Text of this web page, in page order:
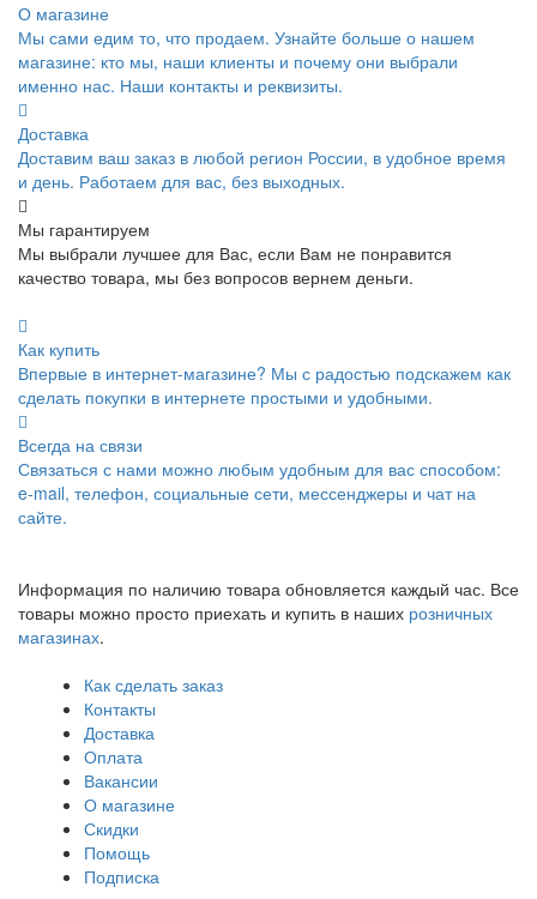
О магазине
Мы сами едим то, что продаем. Узнайте больше о нашем
магазине: кто мы, наши клиенты и почему они выбрали
именно нас. Наши контакты и реквизиты.
Доставка
Доставим ваш заказ в любой регион России, в удобное время
и день. Работаем для вас, без выходных.
Мы гарантируем
Мы выбрали лучшее для Вас, если Вам не понравится
качество товара, мы без вопросов вернем деньги.
Как купить
Впервые в интернет-магазине? Мы с радостью подскажем как
сделать покупки в интернете простыми и удобными.
Всегда на связи
Связаться с нами можно любым удобным для вас способом:
e-mail, телефон, социальные сети, мессенджеры и чат на
сайте.
Информация по наличию товара обновляется каждый час. Все
товары можно просто приехать и купить в наших розничных
магазинах.
Как сделать заказ
Контакты
Доставка
Оплата
Вакансии
О магазине
Скидки
Помощь
Подписка